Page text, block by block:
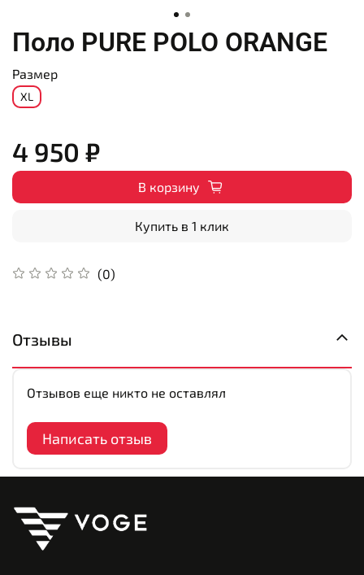
Поло PURE POLO ORANGE
(0)
Размер
XL
4 950 ₽
В корзину
Купить в 1 клик
Отзывы
Отзывов еще никто не оставлял
Написать отзыв